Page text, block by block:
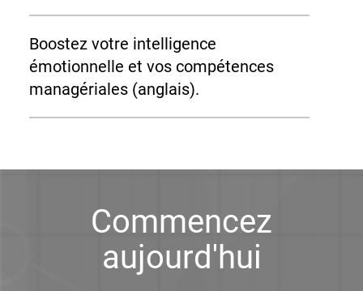
Boostez votre intelligence
émotionnelle et vos compétences
managériales (anglais).
Commencez
aujourd'hui